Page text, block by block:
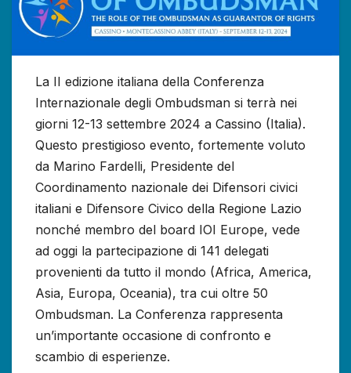
La II edizione italiana della Conferenza
Internazionale degli Ombudsman si terrà nei
giorni 12-13 settembre 2024 a Cassino (Italia).
Questo prestigioso evento, fortemente voluto
da Marino Fardelli, Presidente del
Coordinamento nazionale dei Difensori civici
italiani e Difensore Civico della Regione Lazio
nonché membro del board IOI Europe, vede
ad oggi la partecipazione di 141 delegati
provenienti da tutto il mondo (Africa, America,
Asia, Europa, Oceania), tra cui oltre 50
Ombudsman. La Conferenza rappresenta
un’importante occasione di confronto e
scambio di esperienze.